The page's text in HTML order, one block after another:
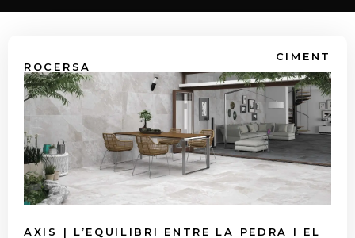
CIMENT
ROCERSA
AXIS | L’EQUILIBRI ENTRE LA PEDRA I EL